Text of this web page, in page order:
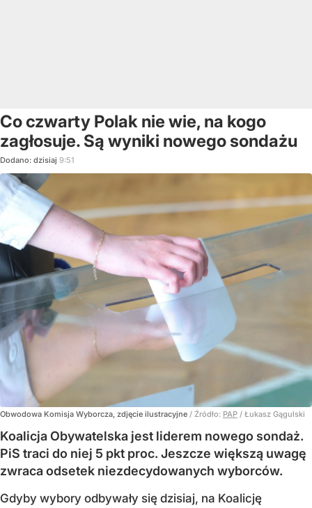
Co czwarty Polak nie wie, na kogo
zagłosuje. Są wyniki nowego sondażu
Dodano: dzisiaj 9:51
Obwodowa Komisja Wyborcza, zdjęcie ilustracyjne / Źródło: PAP / Łukasz Gągulski
Koalicja Obywatelska jest liderem nowego sondaż.
PiS traci do niej 5 pkt proc. Jeszcze większą uwagę
zwraca odsetek niezdecydowanych wyborców.
Gdyby wybory odbywały się dzisiaj, na Koalicję